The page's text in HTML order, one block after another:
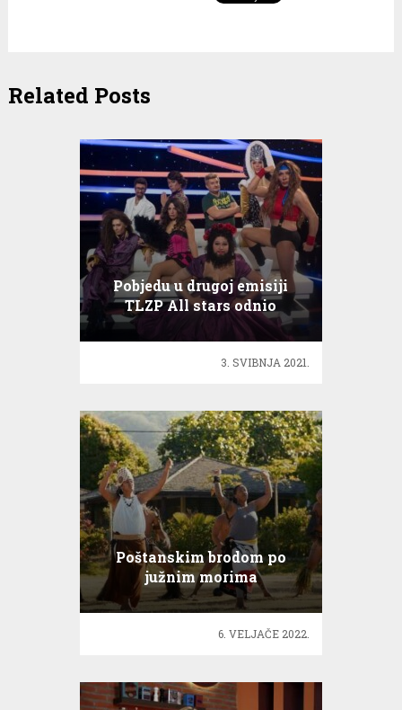
Related Posts
Pobjedu u drugoj emisiji
TLZP All stars odnio
Petreković
3. SVIBNJA 2021.
Poštanskim brodom po
južnim morima
6. VELJAČE 2022.